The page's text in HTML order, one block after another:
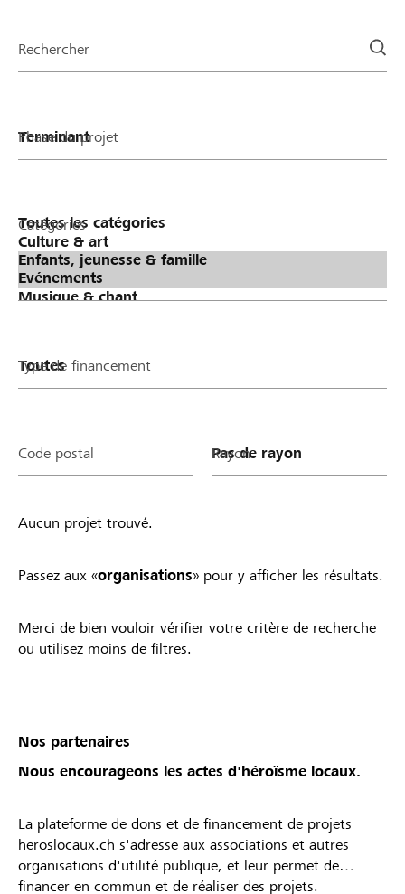
la
Rechercher
Phase du projet
Catégories
Type de financement
Code postal Rayon
Aucun projet trouvé.
Passez aux «organisations» pour y afficher les résultats.
Merci de bien vouloir vérifier votre critère de recherche
ou utilisez moins de filtres.
Nos partenaires
Nous encourageons les actes d'héroïsme locaux.
La plateforme de dons et de financement de projets
heroslocaux.ch s'adresse aux associations et autres
organisations d'utilité publique, et leur permet de
financer en commun et de réaliser des projets.